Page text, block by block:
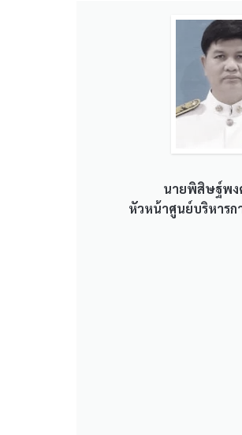
นายพิสิษฐ์พง
หัวหน้าศูนย์บริหารก